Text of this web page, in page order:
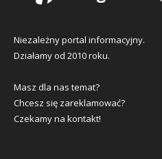
Niezależny portal informacyjny.
Działamy od 2010 roku.
Masz dla nas temat?
Chcesz się zareklamować?
Czekamy na kontakt!